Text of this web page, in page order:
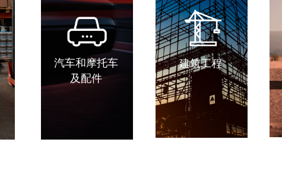
汽车和摩托车
及配件
建筑工程